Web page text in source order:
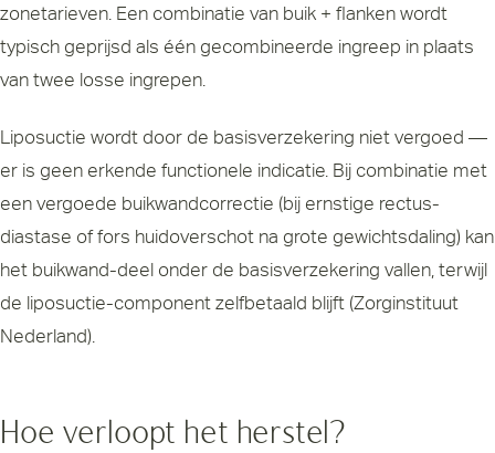
zonetarieven. Een combinatie van buik + flanken wordt
typisch geprijsd als één gecombineerde ingreep in plaats
van twee losse ingrepen.
Liposuctie wordt door de basisverzekering niet vergoed —
er is geen erkende functionele indicatie. Bij combinatie met
een vergoede buikwandcorrectie (bij ernstige rectus-
diastase of fors huidoverschot na grote gewichtsdaling) kan
het buikwand-deel onder de basisverzekering vallen, terwijl
de liposuctie-component zelfbetaald blijft (Zorginstituut
Nederland).
Hoe verloopt het herstel?